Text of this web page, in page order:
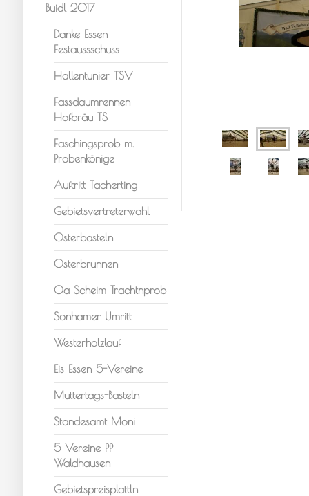
Buidl 2017
Danke Essen
Festaussschuss
Hallentunier TSV
Fassdaumrennen
Hofbräu TS
Faschingsprob m.
Probenkönige
Auftritt Tacherting
Gebietsvertreterwahl
Osterbasteln
Osterbrunnen
Oa Scheim Trachtnprob
Sonhamer Umritt
Westerholzlauf
Eis Essen 5-Vereine
Muttertags-Basteln
Standesamt Moni
5 Vereine PP
Waldhausen
Gebietspreisplattln